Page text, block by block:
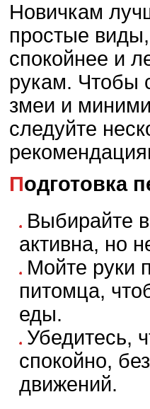
Новичкам
простые
спокойнее и
рукам. Чтобы
змеи и
следуйте
Подготовка
Выбирайте
активна, но
Мойте руки
питомца,
еды.
Убедитесь,
спокойно,
движений.